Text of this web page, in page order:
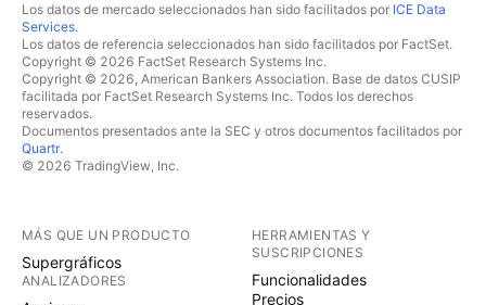
Los datos de mercado seleccionados han sido facilitados por ICE Data
Services.
Los datos de referencia seleccionados han sido facilitados por FactSet.
Copyright © 2026 FactSet Research Systems Inc.
Copyright © 2026, American Bankers Association. Base de datos CUSIP
facilitada por FactSet Research Systems Inc. Todos los derechos
reservados.
Documentos presentados ante la SEC y otros documentos facilitados por
Quartr.
© 2026 TradingView, Inc.
MÁS QUE UN PRODUCTO
Supergráficos
ANALIZADORES
HERRAMIENTAS Y
SUSCRIPCIONES
Funcionalidades
Precios